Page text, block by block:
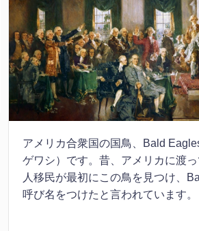
アメリカ合衆国の国鳥、Bald
ゲワシ）です。昔、アメリカに渡
人移民が最初にこの鳥を見つけ、
呼び名をつけたと言われています。